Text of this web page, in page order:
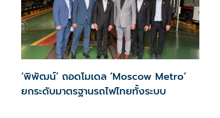
‘พิพัฒน์’ ถอดโมเดล ‘Moscow Metro’
ยกระดับมาตรฐานรถไฟไทยทั้งระบบ